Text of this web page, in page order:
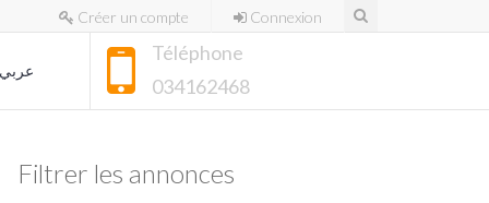
Créer un compte Connexion
Téléphone
034162468
Filtrer les annonces